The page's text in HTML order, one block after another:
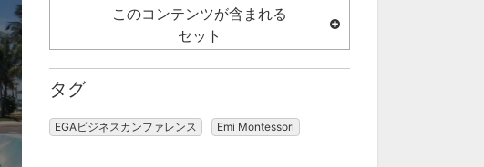
このコンテンツが含まれる
セット
タグ
EGAビジネスカンファレンス Emi Montessori